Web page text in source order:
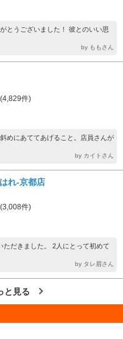
とうございました！ 彼とのいい思
by ももさん
(4,829件)
めにあててあげること。店員さんが
by カイトさん
れ-京都店
(3,008件)
だきました。 2人にとって初めて
by タレ眉さん
と見る